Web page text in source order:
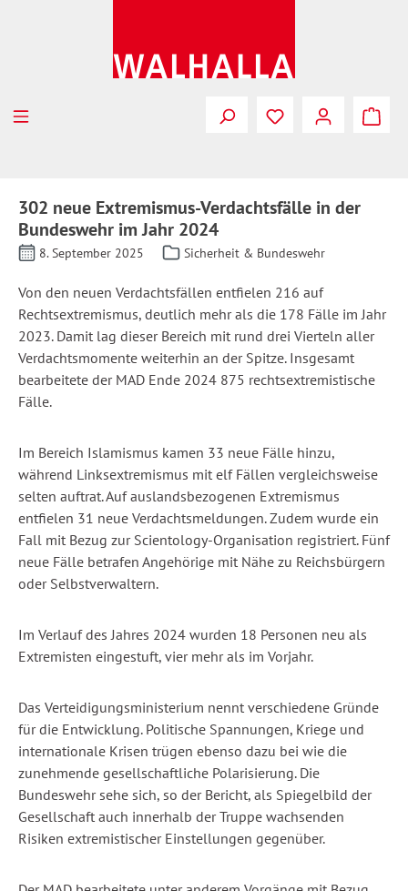
302 neue Extremismus-Verdachtsfälle in der
Bundeswehr im Jahr 2024
8. September 2025 Sicherheit & Bundeswehr
Von den neuen Verdachtsfällen entfielen 216 auf
Rechtsextremismus, deutlich mehr als die 178 Fälle im Jahr
2023. Damit lag dieser Bereich mit rund drei Vierteln aller
Verdachtsmomente weiterhin an der Spitze. Insgesamt
bearbeitete der MAD Ende 2024 875 rechtsextremistische
Fälle.
Im Bereich Islamismus kamen 33 neue Fälle hinzu,
während Linksextremismus mit elf Fällen vergleichsweise
selten auftrat. Auf auslandsbezogenen Extremismus
entfielen 31 neue Verdachtsmeldungen. Zudem wurde ein
Fall mit Bezug zur Scientology-Organisation registriert. Fünf
neue Fälle betrafen Angehörige mit Nähe zu Reichsbürgern
oder Selbstverwaltern.
Im Verlauf des Jahres 2024 wurden 18 Personen neu als
Extremisten eingestuft, vier mehr als im Vorjahr.
Das Verteidigungsministerium nennt verschiedene Gründe
für die Entwicklung. Politische Spannungen, Kriege und
internationale Krisen trügen ebenso dazu bei wie die
zunehmende gesellschaftliche Polarisierung. Die
Bundeswehr sehe sich, so der Bericht, als Spiegelbild der
Gesellschaft auch innerhalb der Truppe wachsenden
Risiken extremistischer Einstellungen gegenüber.